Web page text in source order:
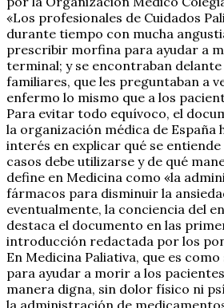
«Los profesionales de Cuidados
durante tiempo con mucha
prescribir morfina para ayudar a
terminal; y se encontraban
familiares, que les preguntaban a
enfermo lo mismo que a los
Para evitar todo equívoco, el
la organización médica de España
interés en explicar qué se
casos debe utilizarse y de qué
define en Medicina como «la
fármacos para disminuir la
eventualmente, la conciencia del
destaca el documento en las
introducción redactada por los
En Medicina Paliativa, que es
para ayudar a morir a los
manera digna, sin dolor físico ni
la administración de